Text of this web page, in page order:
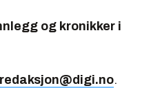
og kronikker i
redaksjon@digi.no.